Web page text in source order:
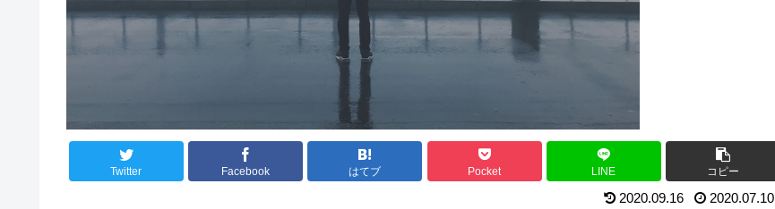
Twitter Facebook はてブ Pocket LINE コピー
2020.09.16 2020.07.10